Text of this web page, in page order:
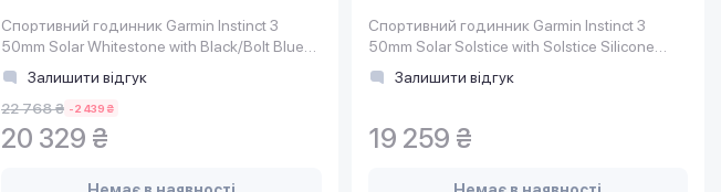
Спортивний годинник Garmin Instinct 3
50mm Solar Whitestone with Black/Bolt Blue
Silicone (010-02935-43)
Залишити відгук
22 768 ₴ -2 439 ₴
20 329 ₴
Спортивний годинник Garmin Instinct 3
50mm Solar Solstice with Solstice Silicone
(010-02935-41)
Залишити відгук
19 259 ₴